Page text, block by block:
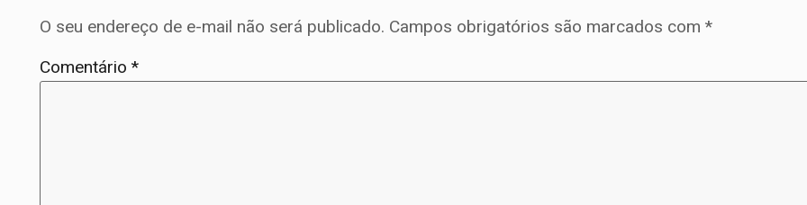
O seu endereço de e-mail não será publicado. Campos obrigatórios são marcados com*
Comentário*